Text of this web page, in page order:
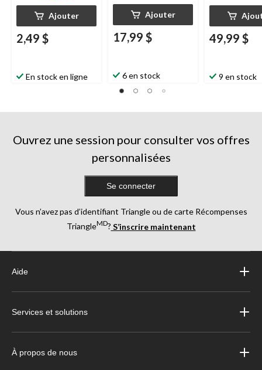
Ajouter
2,49 $
En stock en ligne
Ajouter
17,99 $
6 en stock
49,99 $
9 en stock
Ouvrez une session pour consulter vos offres
personnalisées
Se connecter
Vous n’avez pas d’identifiant Triangle ou de carte Récompenses
TriangleMD? S’inscrire maintenant
Aide
Services et solutions
À propos de nous